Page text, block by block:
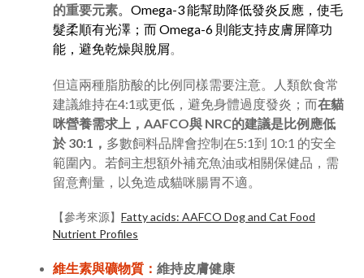
的重要元素 。Omega-3 能幫助降低發炎反應，使毛
髮柔順有光澤；而 Omega-6 則能支持皮膚屏障功
能，避免乾燥與脫屑
但這兩種脂肪酸的比例同樣需要注意。人類飲食常
建議維持在4:1或更低，避免身體過度發炎；而在貓
咪營養需求上，AAFCO與 NRC的建議是比例應低
於 30:1， 多數飼料品牌會控制在5:1到 10:1 的安全
範圍內。若飼主想額外補充魚油或相關保健品，需
留意劑量，以免造成貓咪腸胃不適。
【參考來源】 Fatty acids: AAFCO Dog and Cat Food
Nutrient Profiles
維生素與礦物質： 維持皮膚健康